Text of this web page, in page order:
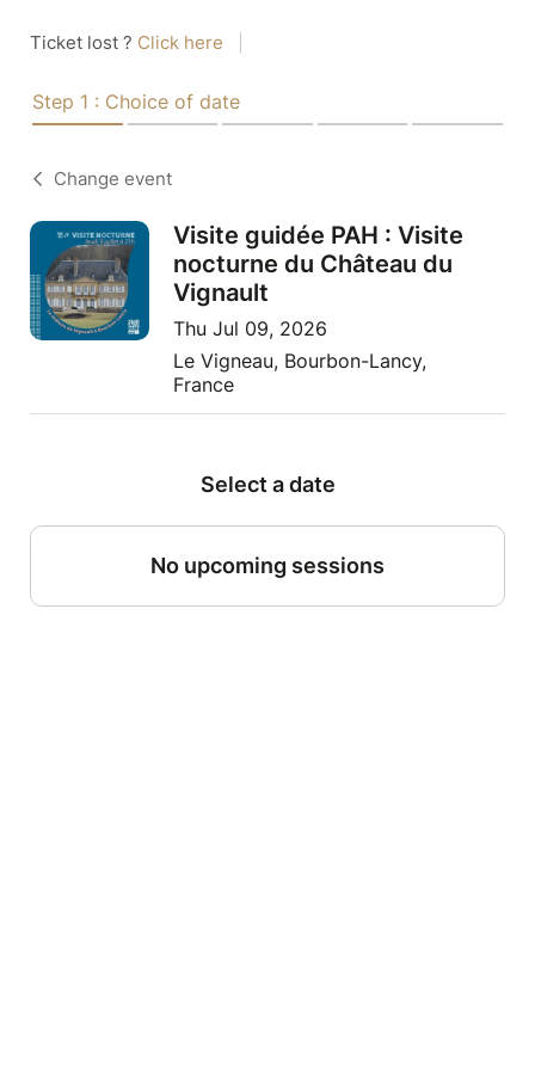
Ticket lost ? Click here
Step 1 : Choice of date
Change event
Visite guidée PAH : Visite
nocturne du Château du
Vignault
Thu Jul 09, 2026
Le Vigneau, Bourbon-Lancy,
France
Select a date
No upcoming sessions